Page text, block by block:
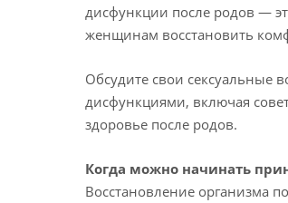
дисфункции после родов —
женщинам восстановить
Обсудите свои сексуальные
дисфункциями, включая
здоровье после родов.
Когда можно начинать
Восстановление организма